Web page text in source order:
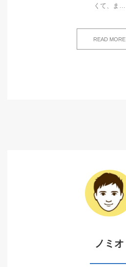
くて、ま…
READ MORE
ノミオ